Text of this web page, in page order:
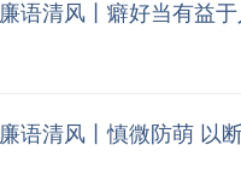
廉语清风丨癖好当有益于
廉语清风丨慎微防萌 以